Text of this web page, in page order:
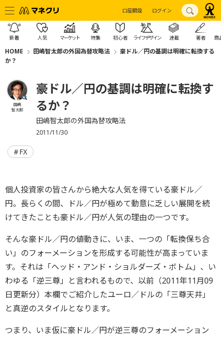
口座開設 ログイン
新着 人気 マーケット 特集 初心者 ライフデザイン 連載 著者 商
HOME 田嶋智太郎の外国為替攻略法
豪ドル／円の基調は明確に転換する
か？
田嶋
智太郎
豪ドル／円の基調は明確に転換す
るか？
田嶋智太郎の外国為替攻略法
2011/11/30
FX
個人投資家の皆さんから絶大な人気を得ている豪ドル／
円。長らくの間、ドル／円が極めて動意に乏しい展開を続
けてきたことも豪ドル／円が人気の理由の一つです。
そんな豪ドル／円の値動きに、いま、一つの「転換保ち合
い」のフォーメーションを形成する可能性が高まっていま
す。それは「ヘッド・アンド・ショルダーズ・ボトム」、い
わゆる「逆三尊」と言われるもので、以前（2011年11月09
日更新分）本欄でご紹介したユーロ／ドルの「三尊天井」
と真逆のスタイルとなります。
つまり、いま仮に豪ドル／円が逆三尊のフォーメーション